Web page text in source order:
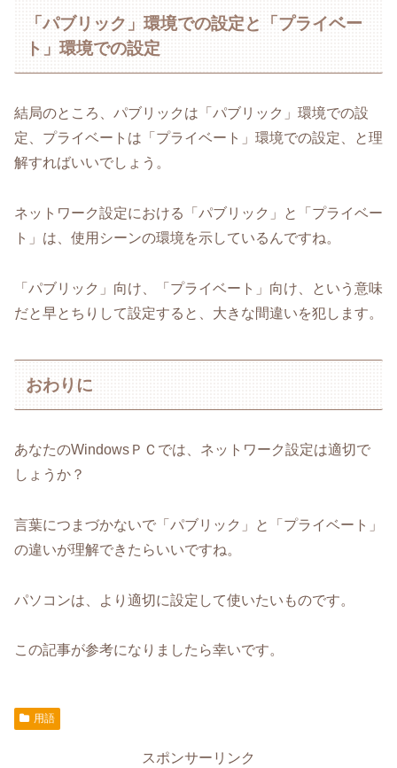
「パブリック」環境での設定と「プライベー
ト」環境での設定
結局のところ、パブリックは「パブリック」環境での設
定、プライベートは「プライベート」環境での設定、と理
解すればいいでしょう。
ネットワーク設定における「パブリック」と「プライベー
ト」は、使用シーンの環境を示しているんですね。
「パブリック」向け、「プライベート」向け、という意味
だと早とちりして設定すると、大きな間違いを犯します。
おわりに
あなたのWindowsＰＣでは、ネットワーク設定は適切で
しょうか？
言葉につまづかないで「パブリック」と「プライベート」
の違いが理解できたらいいですね。
パソコンは、より適切に設定して使いたいものです。
この記事が参考になりましたら幸いです。
用語
スポンサーリンク